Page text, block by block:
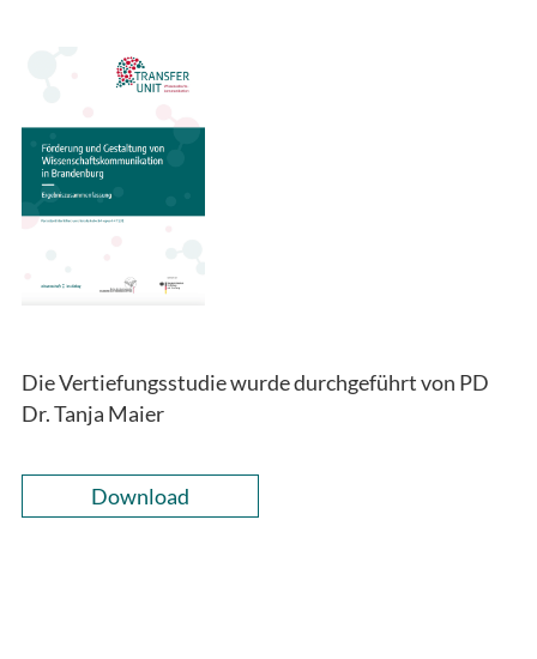
Die Vertiefungsstudie wurde durchgeführt von PD
Dr. Tanja Maier
Download